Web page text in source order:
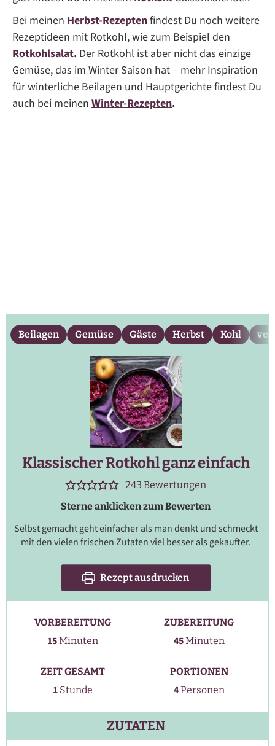
Bei meinen Herbst-Rezeptenfindest Du noch weitere
Rezeptideen mit Rotkohl, wie zum Beispiel den
Rotkohlsalat. Der Rotkohl ist aber nicht das einzige
Gemüse, das im Winter Saison hat – mehr Inspiration
für winterliche Beilagen und Hauptgerichte findest Du
auch bei meinen Winter-Rezepten.
Beilagen Gemüse Gäste Herbst Kohl
Klassischer Rotkohl ganz einfach
243 Bewertungen
Sterne anklicken zum Bewerten
Selbst gemacht geht einfacher als man denkt und schmeckt
mit den vielen frischen Zutaten viel besser als gekaufter.
Rezept ausdrucken
VORBEREITUNG
15Minuten
Minuten
ZUBEREITUNG
45Minuten
Minuten
ZEIT GESAMT
1 Stunde
Stunde
PORTIONEN
4Personen
ZUTATEN